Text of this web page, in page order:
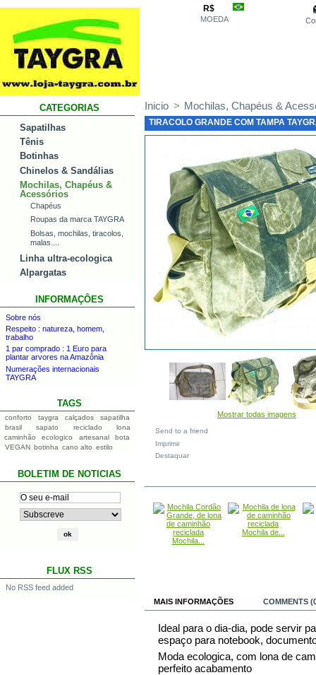
R$
MOEDA
CATEGORIAS
Sapatilhas
Tênis
Botinhas
Chinelos & Sandálias
Mochilas, Chapéus &
Acessórios
Chapéus
Roupas da marca TAYGRA
Bolsas, mochilas, tiracolos,
malas....
Linha ultra-ecologica
Alpargatas
INFORMAÇÔES
Sobre nós
Respeito : natureza, homem,
trabalho
1 par comprado : 1 Euro para
plantar arvores na Amazônia
Numerações internacionais
TAYGRA
TAGS
conforto taygra calçados
sapatilha
brasil
sapato reciclado
lona
caminhão
ecologico artesanal
bota
VEGAN botinha cano alto estilo
BOLETIM DE NOTICIAS
FLUX RSS
No RSS feed added
Inicio > Mochilas, Chapéus &
TIRACOLO GRANDE COM TAMPA
Mostrar todas imagens
Send to a friend
Imprimir
Destaquar
Mochila...
Mochila de...
MAIS INFORMAÇÕES COMMENTS
Ideal para o dia-dia, pode servir
espaço para notebook,
Moda ecologica, com lona de
perfeito acabamento